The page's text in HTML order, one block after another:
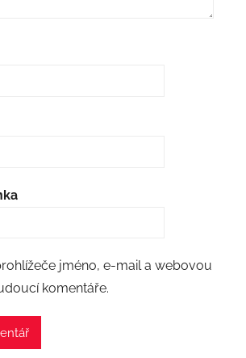
jméno, e-mail a webovou
komentáře.